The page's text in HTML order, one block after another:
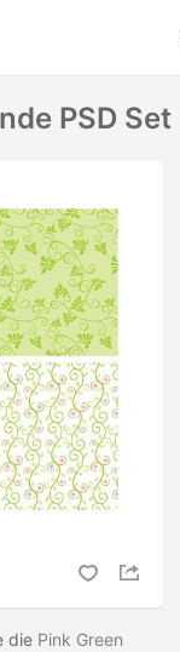
PSD Set
die Pink Green